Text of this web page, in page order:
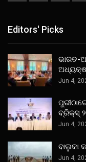
Editors' Picks
ଭାରତ-
Jun 4,
ବ୍ରିକ୍ସ୍
Jun 4,
ବାଲୁକା
Jun 4,